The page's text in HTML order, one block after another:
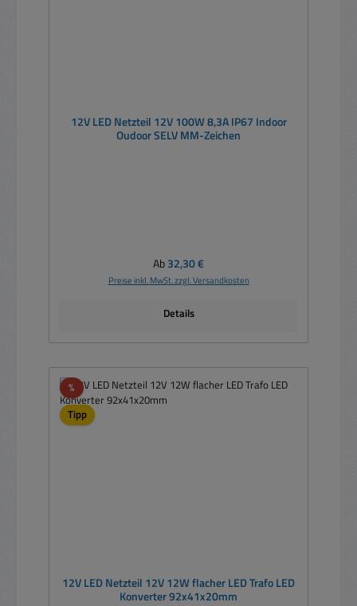
12V LED Netzteil 12V 100W 8,3A IP67 Indoor
Oudoor SELV MM-Zeichen
Regulärer Preis:
Ab32,30 €
Preise inkl. MwSt. zzgl. Versandkosten
Details
%Rabatt
Tipp
12V LED Netzteil 12V 12W flacher LED Trafo LED
Konverter 92x41x20mm